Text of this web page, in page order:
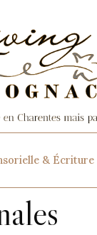
& Écriture